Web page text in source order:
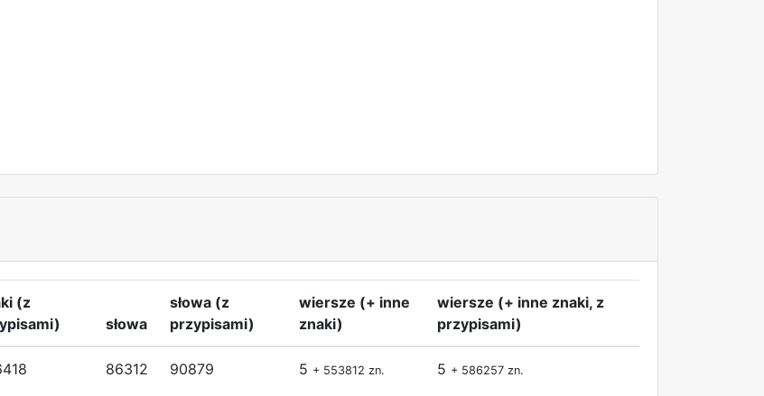
(z
słowa
słowa (z
przypisami)
wiersze (+ inne
znaki)
wiersze (+ inne znaki, z
przypisami)
86312 90879 5 + 553812 zn. 5 + 586257 zn.